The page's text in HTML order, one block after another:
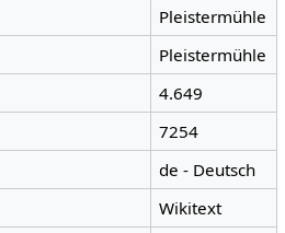
Pleistermühle
Pleistermühle
4.649
7254
de - Deutsch
Wikitext